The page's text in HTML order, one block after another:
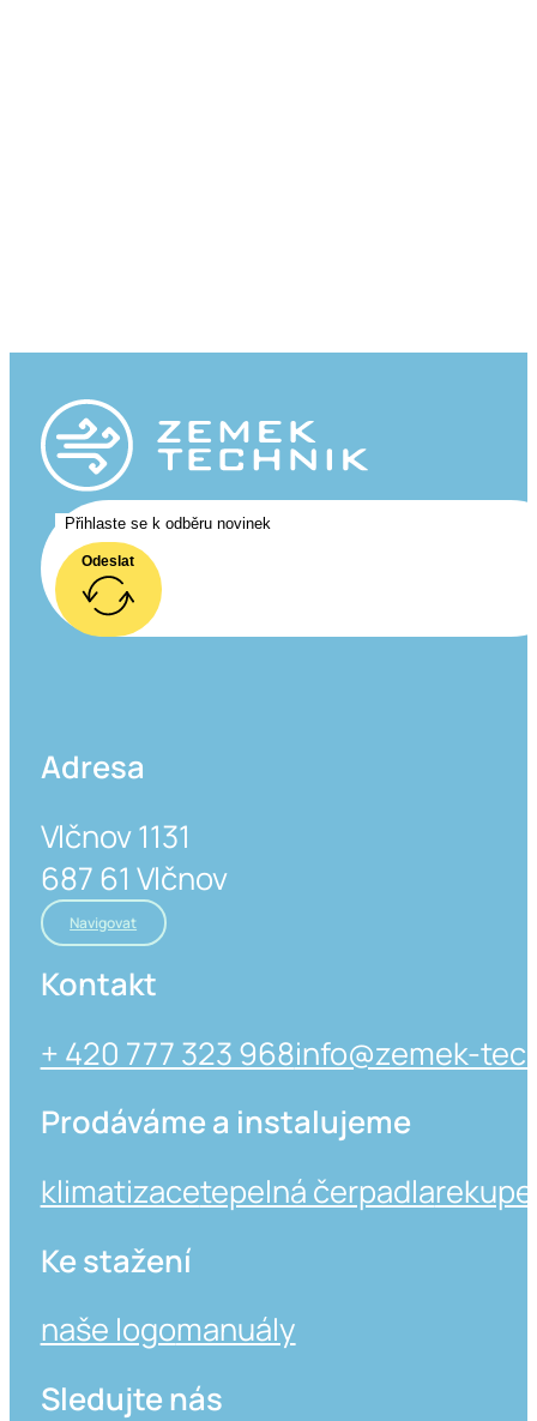
Odeslat
Adresa
Vlčnov 1131
687 61 Vlčnov
Navigovat
Kontakt
+ 420 777 323 968info@zemek-
Prodáváme a instalujeme
klimatizacetepelná čerpadla
Ke stažení
naše logomanuály
Sledujte nás